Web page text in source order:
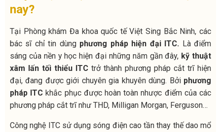
nay?
Tại Phòng khám Đa khoa quốc tế Việt Sing Bắc Ninh, các
bác sĩ chỉ tin dùngphương pháp hiện đại ITC. Là điểm
sáng của nền y học hiện đại những năm gần đây, kỹ thuật
xâm lấn tối thiểu ITC trở thành phương pháp cắt trĩ hiện
đại, đang được giới chuyên gia khuyên dùng. Bởi phương
pháp ITC khắc phục được hoàn toàn nhược điểm của các
phương pháp cắt trĩ như THD, Milligan Morgan, Ferguson…
Công nghệ ITC sử dụng sóng điện cao tần thay thế dao mổ